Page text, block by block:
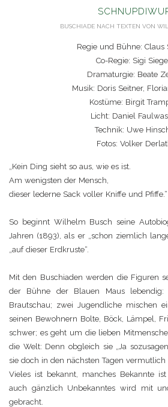
BUSCHIADE NACH TEXTEN VON
Regie und Bühne: Claus
Co-Regie: Sigi
Dramaturgie: Beate
Musik: Doris Seitner,
Kostüme: Birgit
Licht: Daniel
Technik: Uwe
Fotos: Volker
„Kein Ding sieht so aus, wie es ist.
Am wenigsten der Mensch,
dieser lederne Sack voller Kniffe und Pfiffe.“
So beginnt Wilhelm Busch seine
Jahren (1893), als er „schon ziemlich
„auf dieser Erdkruste“.
Mit den Buschiaden werden die Figuren
der Bühne der Blauen Maus lebendig:
Brautschau; zwei Jugendliche mischen
seinen Bewohnern Bolte, Böck, Lämpel,
schwer; es geht um die lieben
die Welt: Denn obgleich sie „Ja
sie doch in den nächsten Tagen vermutlich
Vieles ist bekannt, manches Bekannte
auch gänzlich Unbekanntes wird mit
gebracht.